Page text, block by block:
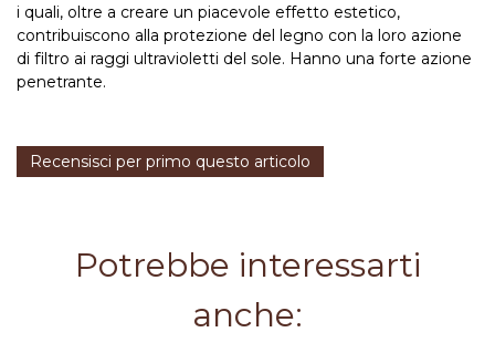
i quali, oltre a creare un piacevole effetto estetico,
contribuiscono alla protezione del legno con la loro azione
di filtro ai raggi ultravioletti del sole. Hanno una forte azione
penetrante.
Recensisci per primo questo articolo
Potrebbe interessarti
anche: